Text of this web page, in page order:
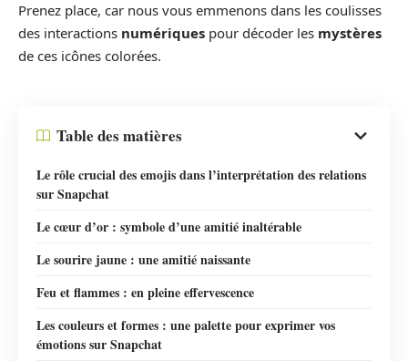
Prenez place, car nous vous emmenons dans les coulisses
des interactions numériques pour décoder les mystères
de ces icônes colorées.
Table des matières
Le rôle crucial des emojis dans l’interprétation des relations
sur Snapchat
Le cœur d’or : symbole d’une amitié inaltérable
Le sourire jaune : une amitié naissante
Feu et flammes : en pleine effervescence
Les couleurs et formes : une palette pour exprimer vos
émotions sur Snapchat